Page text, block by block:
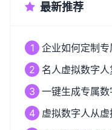
最新推荐
1
企业如何定制
2
名人虚拟数字
3 一键生成专属数
4 虚拟数字人从虚